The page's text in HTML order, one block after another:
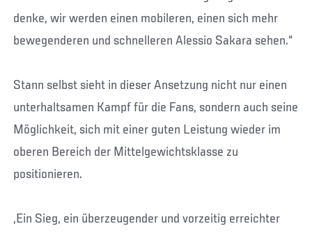
denke, wir werden einen mobileren, einen sich mehr
bewegenderen und schnelleren Alessio Sakara sehen.“
Stann selbst sieht in dieser Ansetzung nicht nur einen
unterhaltsamen Kampf für die Fans, sondern auch seine
Möglichkeit, sich mit einer guten Leistung wieder im
oberen Bereich der Mittelgewichtsklasse zu
positionieren.
„Ein Sieg, ein überzeugender und vorzeitig erreichter